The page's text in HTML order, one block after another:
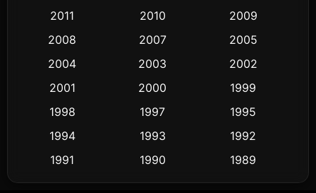
Crime อาชญากรรม
Cult Film
Dance เต้น
Detective สืบสวน
2011
2010
2009
2008
2007
2005
2004
2003
2002
2001
2000
1999
1998
1997
1995
1994
1993
1992
1991
1990
1989
1988
1986
1985